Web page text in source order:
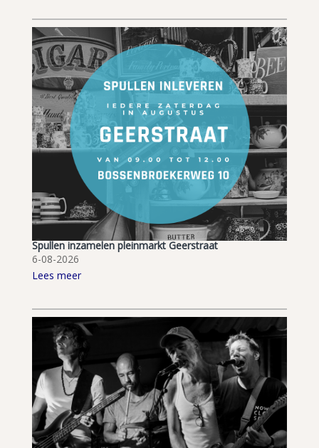
Spullen inzamelen pleinmarkt Geerstraat
6-08-2026
Lees meer